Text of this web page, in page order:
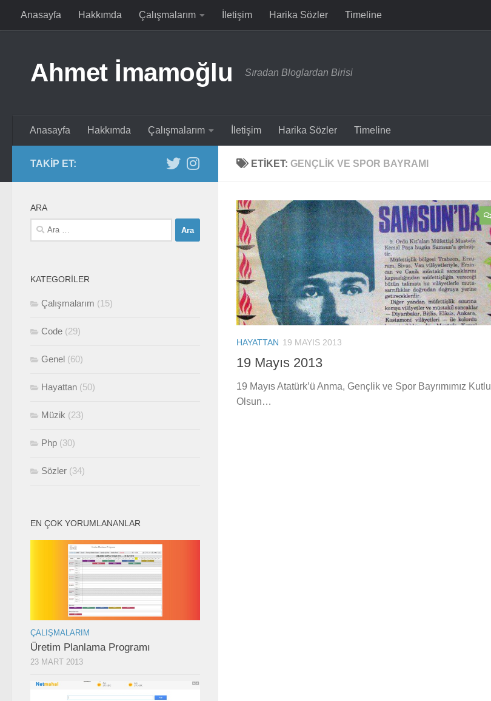
Skip to content
Anasayfa Hakkımda Çalışmalarım İletişim Harika Sözler Timeline
Ahmet İmamoğlu Sıradan Bloglardan Birisi
Anasayfa Hakkımda Çalışmalarım İletişim Harika Sözler Timeline
ETIKET: GENÇLIK VE SPOR BAYRAMI
HAYATTAN 19 MAYIS 2013
19 Mayıs 2013
19 Mayıs Atatürk’ü Anma, Gençlik ve Spor Bayrımımız Kutlu
Olsun…
TAKIP ET:
ARA
Arama:
KATEGORILER
Çalışmalarım (15)
Code (29)
Genel (60)
Hayattan (50)
Müzik (23)
Php (30)
Sözler (34)
EN ÇOK YORUMLANANLAR
ÇALIŞMALARIM
Üretim Planlama Programı
23 MART 2013